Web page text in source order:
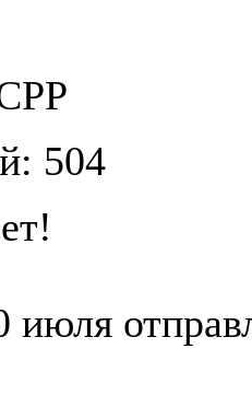
504
июля